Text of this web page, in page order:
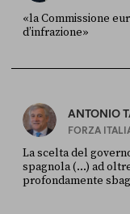
«la Commissione
d’infrazione»
ANTONIO
FORZA
La scelta del
spagnola (...) ad
profondamente